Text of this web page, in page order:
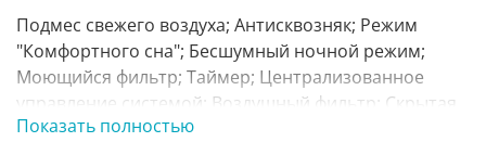
Подмес свежего воздуха; Антисквозняк; Режим
"Комфортного сна"; Бесшумный ночной режим;
Моющийся фильтр; Таймер; Централизованное
управление системой; Воздушный фильтр; Скрытая
установка; Режим вентиляции; Режим осушения;
Показать полностью